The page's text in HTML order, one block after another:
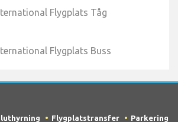
Flygplats Tåg
Flygplats Buss
Flygplatstransfer Parkering